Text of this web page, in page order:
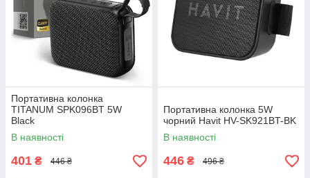
Портативна колонка
TITANUM SPK096BT 5W
Black
В наявності
401 ₴ 446 ₴
Портативна колонка 5W
чорний Havit HV-SK921BT-BK
В наявності
446 ₴ 496 ₴